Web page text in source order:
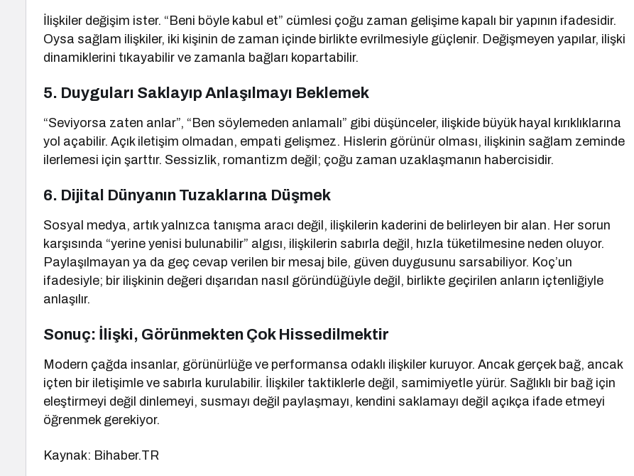
İlişkiler değişim ister. “Beni böyle kabul et” cümlesi çoğu zaman gelişime kapalı bir yapının ifadesidir.
Oysa sağlam ilişkiler, iki kişinin de zaman içinde birlikte evrilmesiyle güçlenir. Değişmeyen yapılar, ilişki
dinamiklerini tıkayabilir ve zamanla bağları kopartabilir.
5. Duyguları Saklayıp Anlaşılmayı Beklemek
“Seviyorsa zaten anlar”, “Ben söylemeden anlamalı” gibi düşünceler, ilişkide büyük hayal kırıklıklarına
yol açabilir. Açık iletişim olmadan, empati gelişmez. Hislerin görünür olması, ilişkinin sağlam zeminde
ilerlemesi için şarttır. Sessizlik, romantizm değil; çoğu zaman uzaklaşmanın habercisidir.
6. Dijital Dünyanın Tuzaklarına Düşmek
Sosyal medya, artık yalnızca tanışma aracı değil, ilişkilerin kaderini de belirleyen bir alan. Her sorun
karşısında “yerine yenisi bulunabilir” algısı, ilişkilerin sabırla değil, hızla tüketilmesine neden oluyor.
Paylaşılmayan ya da geç cevap verilen bir mesaj bile, güven duygusunu sarsabiliyor. Koç’un
ifadesiyle; bir ilişkinin değeri dışarıdan nasıl göründüğüyle değil, birlikte geçirilen anların içtenliğiyle
anlaşılır.
Sonuç: İlişki, Görünmekten Çok Hissedilmektir
Modern çağda insanlar, görünürlüğe ve performansa odaklı ilişkiler kuruyor. Ancak gerçek bağ, ancak
içten bir iletişimle ve sabırla kurulabilir. İlişkiler taktiklerle değil, samimiyetle yürür. Sağlıklı bir bağ için
eleştirmeyi değil dinlemeyi, susmayı değil paylaşmayı, kendini saklamayı değil açıkça ifade etmeyi
öğrenmek gerekiyor.
Kaynak: Bihaber.TR